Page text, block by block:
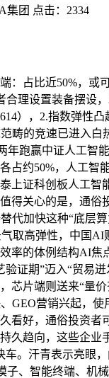
集团 点击： 2334
占比近50%，或可
合理设置装备摆设
），2.指数弹性
畴的竞速已进入
年跑赢中证人工
占约50%，人工
上证科创板人工
得关心的是，通
代加快这种“底层
取高弹性，中国
率的体例结构AI
证期”迈入“贸易
芯片端则送来“量
GEO营销兴起，
看好，通俗投资
久趋向，这些企
。汗青表示亮眼
子、智能终端、机